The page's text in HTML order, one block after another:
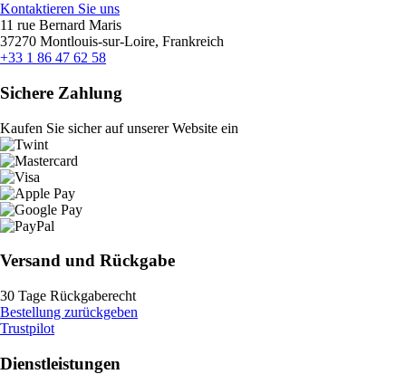
Kontaktieren Sie uns
11 rue Bernard Maris
37270 Montlouis-sur-Loire, Frankreich
+33 1 86 47 62 58
Sichere Zahlung
Kaufen Sie sicher auf unserer Website ein
Versand und Rückgabe
30 Tage Rückgaberecht
Bestellung zurückgeben
Trustpilot
Dienstleistungen